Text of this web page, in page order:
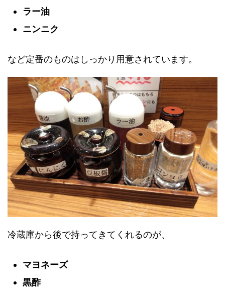
ラー油
ニンニク
など定番のものはしっかり用意されています。
冷蔵庫から後で持ってきてくれるのが、
マヨネーズ
黒酢